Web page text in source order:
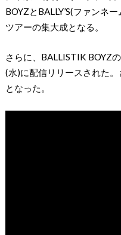
BOYZとBALLY’S(ファンネ
ツアーの集大成となる。
さらに、BALLISTIK BOYZ
(水)に配信リリースされた
となった。